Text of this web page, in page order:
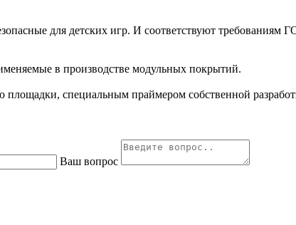
для детских игр. И соответствуют
в производстве модульных покрытий.
специальным праймером собственной
Ваш вопрос